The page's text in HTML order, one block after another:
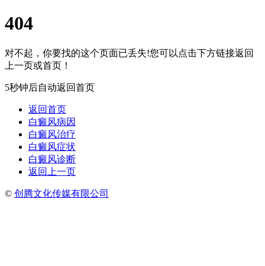
404
对不起，你要找的这个页面已丢失!您可以点击下方链接返回
上一页或首页！
5秒钟后自动返回首页
返回首页
白癜风病因
白癜风治疗
白癜风症状
白癜风诊断
返回上一页
© 创腾文化传媒有限公司